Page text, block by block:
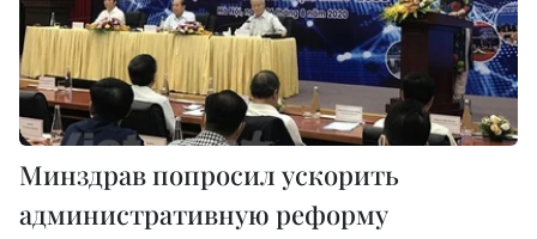
Минздрав попросил ускорить
административную реформу